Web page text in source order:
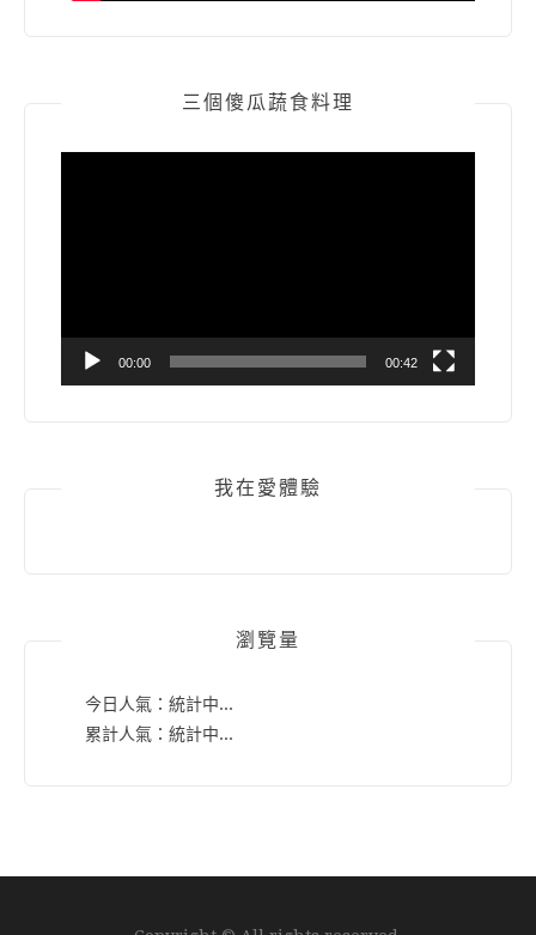
三個傻瓜蔬食料理
00:00 00:42
我在愛體驗
瀏覽量
今日人氣： 統計中...
累計人氣： 統計中...